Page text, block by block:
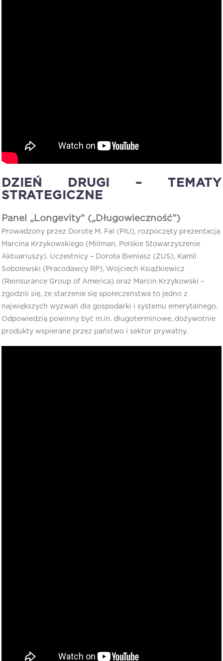
DZIEŃ DRUGI – TEMATY
STRATEGICZNE
Panel „Longevity” („Długowieczność”)
Prowadzony przez Dorotę M. Fal (PIU), rozpoczęty prezentacją
Marcina Krzykowskiego (Millman, Polskie Stowarzyszenie
Aktuariuszy). Uczestnicy – Dorota Bieniasz (ZUS), Kamil
Sobolewski (Pracodawcy RP), Wojciech Książkiewicz
(Reinsurance Group of America) oraz Marcin Krzykowski –
zgodzili się, że starzenie się społeczeństwa to jedno z
największych wyzwań dla gospodarki i systemu emerytalnego.
Odpowiedzią powinny być m.in. długoterminowe, dożywotnie
produkty wspierane przez państwo i sektor prywatny.